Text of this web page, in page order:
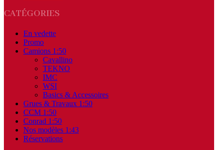
CATÉGORIES
En vedette
Promo
Camions 1:50
Cavallino
TEKNO
IMC
WSI
Basics & Accessoires
Grues & Travaux 1:50
CCM 1:50
Conrad 1:50
Nos modèles 1:43
Réservations